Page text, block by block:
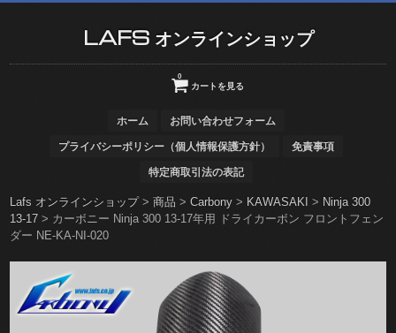
LAFS オンラインショップ
カートを見る
0
ホーム お問い合わせフォーム
プライバシーポリシー（個人情報保護方針） 免責事項
特定商取引法の表記
Lafs オンラインショップ>商品 >Carbony > KAWASAKI > Ninja 300
13-17 > カーボニー Ninja 300 13-17年用 ドライカーボン フロントフェン
ダー NE-KA-NI-020